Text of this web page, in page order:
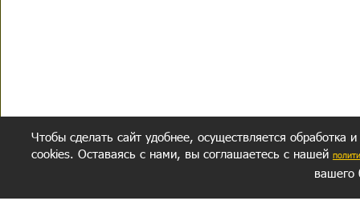
Чтобы сделать сайт удобнее, осуществляется обработка
cookies. Оставаясь с нами, вы соглашаетесь с нашей
вашего